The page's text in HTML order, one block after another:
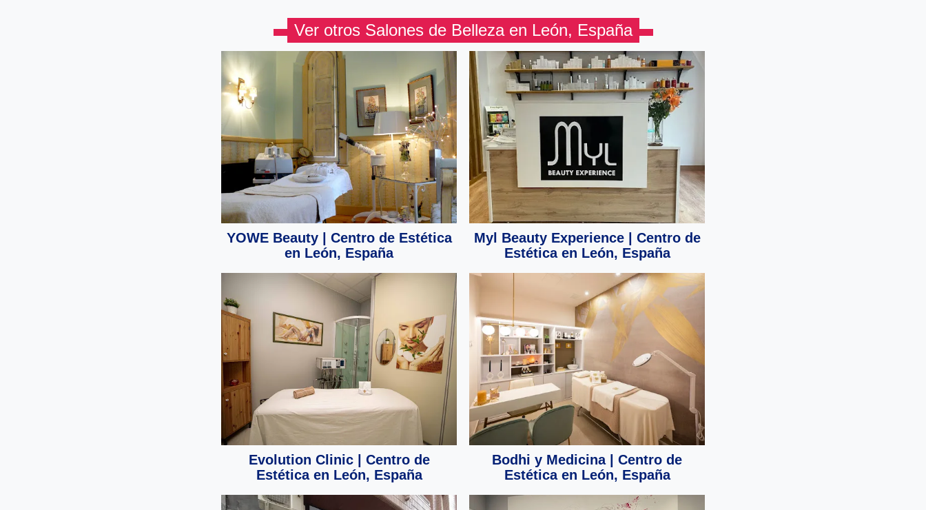
Ver otros Salones de Belleza en León, España
YOWE Beauty | Centro de Estética
en León, España
Myl Beauty Experience | Centro de
Estética en León, España
Evolution Clinic | Centro de
Estética en León, España
Bodhi y Medicina | Centro de
Estética en León, España